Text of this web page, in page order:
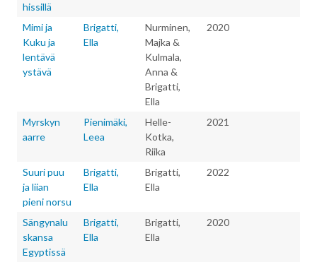
hissillä
Mimi ja
Kuku ja
lentävä
ystävä
Brigatti,
Ella
Nurminen,
Majka &
Kulmala,
Anna &
Brigatti,
Ella
2020
Myrskyn
aarre
Pienimäki,
Leea
Helle-
Kotka,
Riika
2021
Suuri puu
ja liian
pieni norsu
Brigatti,
Ella
Brigatti,
Ella
2022
Sängynalu
skansa
Egyptissä
Brigatti,
Ella
Brigatti,
Ella
2020